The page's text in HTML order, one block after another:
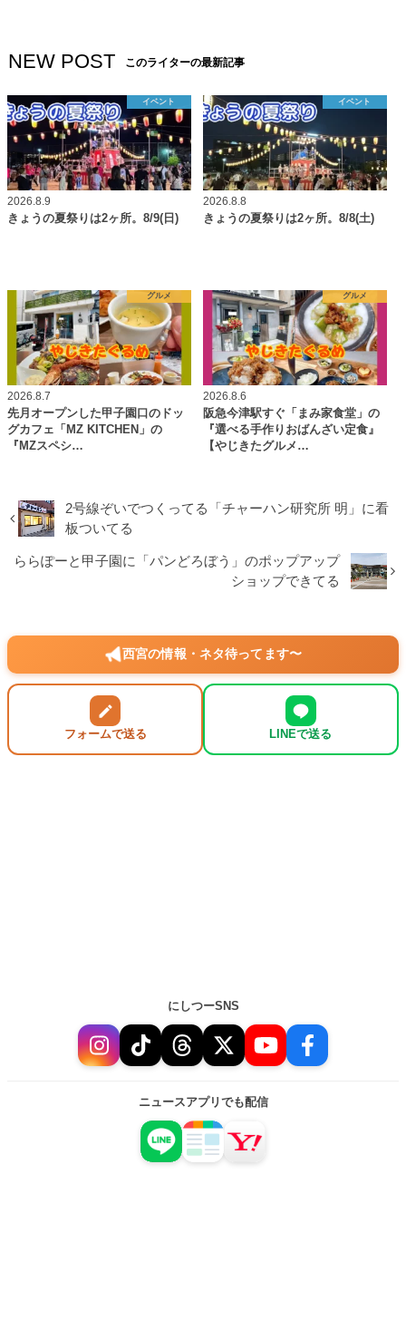
NEW POST このライターの最新記事
イベント
2026.8.9
きょうの夏祭りは2ヶ所。8/9(日)
イベント
2026.8.8
きょうの夏祭りは2ヶ所。8/8(土)
グルメ
2026.8.7
先月オープンした甲子園口のドッ
グカフェ「MZ KITCHEN」の
『MZスペシ…
グルメ
2026.8.6
阪急今津駅すぐ「まみ家食堂」の
『選べる手作りおばんざい定食』
【やじきたグルメ…
2号線ぞいでつくってる「チャーハン研究所 明」に看
板ついてる
ららぽーと甲子園に「パンどろぼう」のポップアップ
ショップできてる
西宮の情報・ネタ待ってます〜
フォームで送る LINEで送る
にしつーSNS
ニュースアプリでも配信